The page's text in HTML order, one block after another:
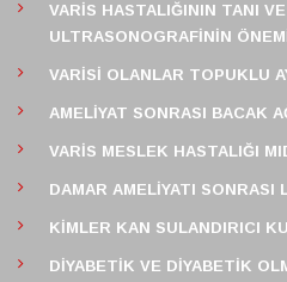
VARIS HASTALIĞININ TANI
ULTRASONOGRAFININ
VARISI OLANLAR TOPUKLU
AMELIYAT SONRASI BACAK
VARIS MESLEK HASTALIĞI
DAMAR AMELIYATI SONRASI
KIMLER KAN SULANDIRICI
DIYABETIK VE DIYABETIK